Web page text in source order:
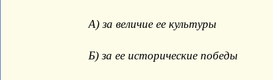
А) за величие ее культуры
Б) за ее исторические победы